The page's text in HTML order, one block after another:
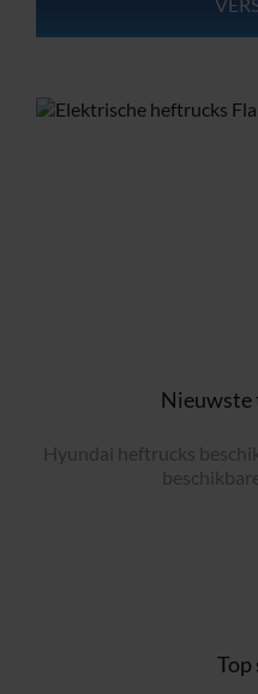
Nieuwste
Hyundai heftrucks
Top